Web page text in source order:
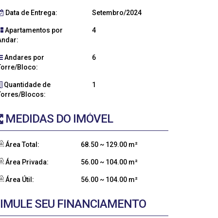
Data de Entrega: Setembro/2024
Apartamentos por
4
Andares por
Bloco:
6
Quantidade de
Blocos:
1
MEDIDAS DO IMÓVEL
Área Total: 68.50 ~ 129.00 m²
Área Privada: 56.00 ~ 104.00 m²
Área Útil: 56.00 ~ 104.00 m²
SEU FINANCIAMENTO